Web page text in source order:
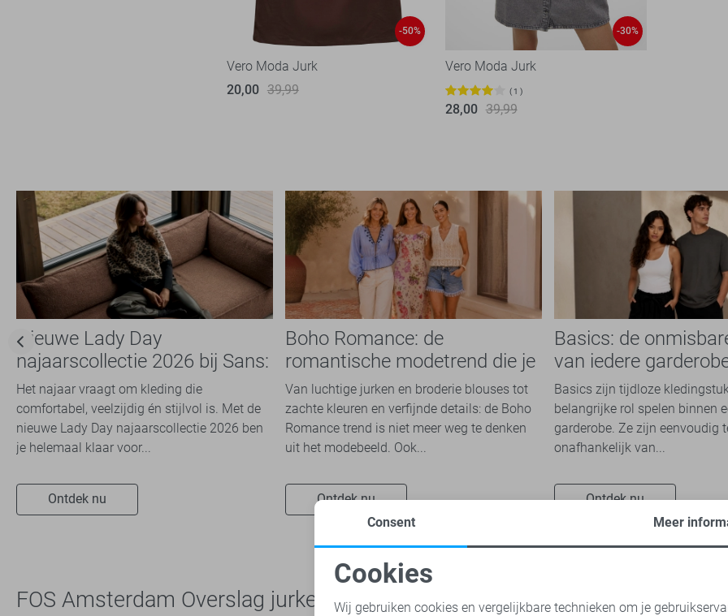
-50%
Vero Moda Jurk
20,00 39,99
-30%
Vero Moda Jurk
1
28,00 39,99
Nieuwe Lady Day
najaarscollectie 2026 bij Sans:
stijl en comfort in
travelkwaliteit
Het najaar vraagt om kleding die
comfortabel, veelzijdig én stijlvol is. Met de
nieuwe Lady Day najaarscollectie 2026 ben
je helemaal klaar voor...
Ontdek nu
Boho Romance: de
romantische modetrend die je
dit seizoen overal ziet
Van luchtige jurken en broderie blouses tot
zachte kleuren en verfijnde details: de Boho
Romance trend is niet meer weg te denken
uit het modebeeld. Ook...
Ontdek nu
Basics: de
van iedere
Basics zijn tijdloze
belangrijke rol spelen binnen
garderobe. Ze zijn eenvoudig
onafhankelijk van...
Ontdek nu
FOS Amsterdam Overslag jurken - DamesNoodzakelijke cookies
Consent Meer
Cookies
Wij gebruiken cookies en vergelijkbare technieken om je